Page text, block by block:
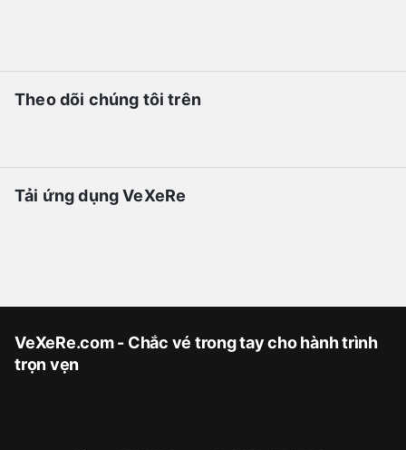
Theo dõi chúng tôi trên
Tải ứng dụng VeXeRe
VeXeRe.com - Chắc vé trong tay cho hành trình
trọn vẹn